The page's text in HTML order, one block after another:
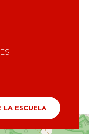
LA ESCUELA